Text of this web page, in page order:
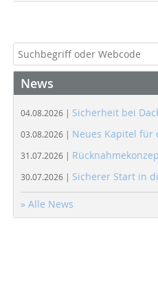
News
04.08.2026 | Sicherheit bei
03.08.2026 | Neues Kapitel für
31.07.2026 |
30.07.2026 | Sicherer Start in
» Alle News